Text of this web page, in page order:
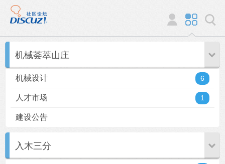
机械荟萃山庄
6
机械设计
1
人才市场
建设公告
入木三分